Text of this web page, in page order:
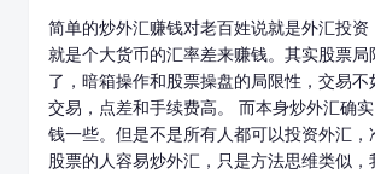
简单的炒外汇赚钱对老百姓说就是外汇投资
就是个大货币的汇率差来赚钱。其实股票局
了，暗箱操作和股票操盘的局限性，交易
交易， 点差和手续费高。 而本身炒外汇确
钱一些。但是不是所有人都可以投资外汇，
股票的人容易炒外汇，只是方法思维类似，